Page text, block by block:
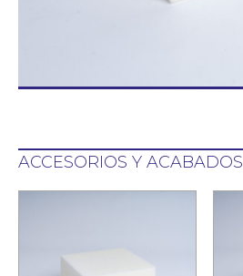
ACCESORIOS Y ACABADOS